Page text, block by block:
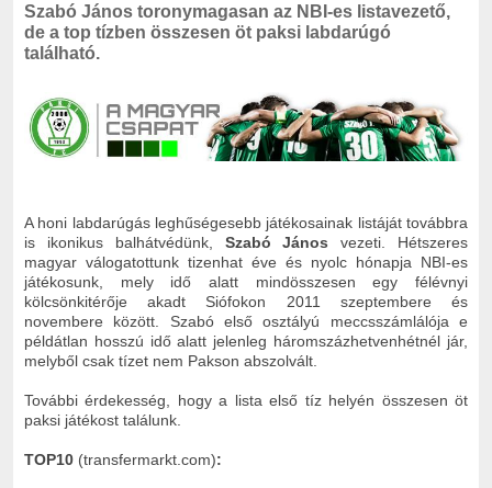
Szabó János toronymagasan az NBI-es listavezető,
de a top tízben összesen öt paksi labdarúgó
található.
A honi labdarúgás leghűségesebb játékosainak listáját továbbra
is ikonikus balhátvédünk, Szabó János vezeti. Hétszeres
magyar válogatottunk tizenhat éve és nyolc hónapja NBI-es
játékosunk, mely idő alatt mindösszesen egy félévnyi
kölcsönkitérője akadt Siófokon 2011 szeptembere és
novembere között. Szabó első osztályú meccsszámlálója e
példátlan hosszú idő alatt jelenleg háromszázhetvenhétnél jár,
melyből csak tízet nem Pakson abszolvált.
További érdekesség, hogy a lista első tíz helyén összesen öt
paksi játékost találunk.
TOP10 (transfermarkt.com):